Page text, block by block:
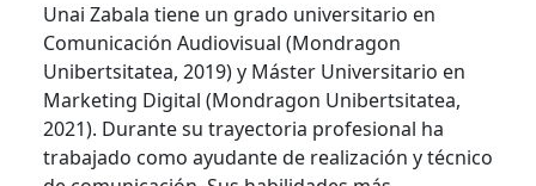
Unai Zabala tiene un grado universitario en
Comunicación Audiovisual (Mondragon
Unibertsitatea, 2019) y Máster Universitario en
Marketing Digital (Mondragon Unibertsitatea,
2021). Durante su trayectoria profesional ha
trabajado como ayudante de realización y técnico